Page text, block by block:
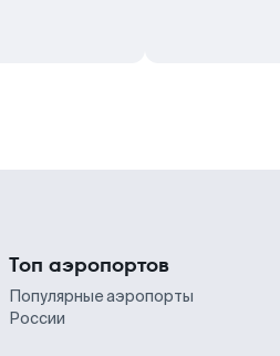
Топ аэропортов
Популярные аэропорты
России